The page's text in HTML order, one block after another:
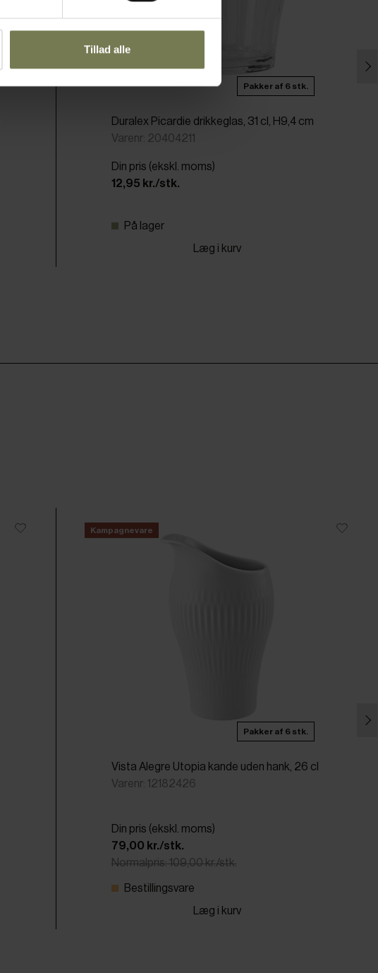
Tillad alle
Pakker af 6 stk.
Duralex Picardie drikkeglas, 31 cl, H9,4 cm
Varenr: 20404211
Din pris (ekskl. moms)
12,95 kr./stk.
På lager
Læg i kurv
Kampagnevare
Pakker af 6 stk.
Vista Alegre Utopia kande uden hank, 26 cl
Varenr: 12182426
Din pris (ekskl. moms)
79,00 kr./stk.
Normalpris: 109,00 kr./stk.
Bestillingsvare
Læg i kurv